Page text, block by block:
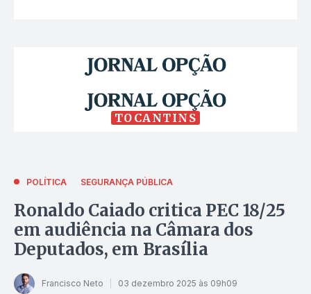
TOCANTINS
POLÍTICA SEGURANÇA PÚBLICA
Ronaldo Caiado critica PEC 18/25
em audiência na Câmara dos
Deputados, em Brasília
Francisco Neto 03 dezembro 2025 às 09h09